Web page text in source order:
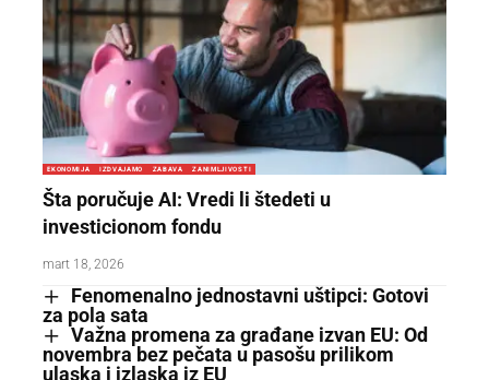
EKONOMIJA IZDVAJAMO ZABAVA ZANIMLJIVOSTI
Šta poručuje AI: Vredi li štedeti u
investicionom fondu
mart 18, 2026
Fenomenalno jednostavni uštipci: Gotovi
za pola sata
Važna promena za građane izvan EU: Od
novembra bez pečata u pasošu prilikom
ulaska i izlaska iz EU